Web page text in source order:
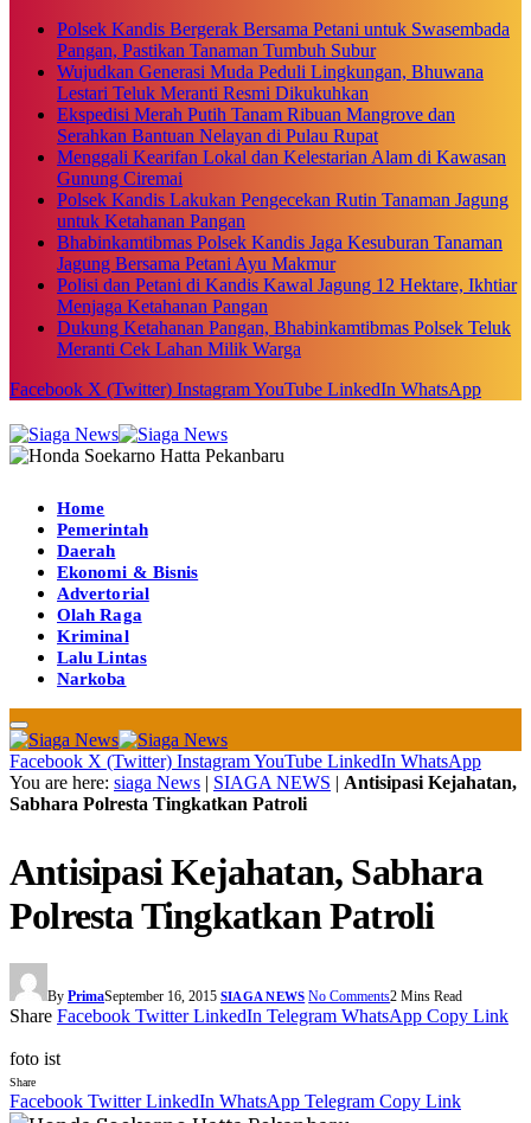
Polsek Kandis Bergerak Bersama Petani untuk Swasembada
Pangan, Pastikan Tanaman Tumbuh Subur
Wujudkan Generasi Muda Peduli Lingkungan, Bhuwana
Lestari Teluk Meranti Resmi Dikukuhkan
Ekspedisi Merah Putih Tanam Ribuan Mangrove dan
Serahkan Bantuan Nelayan di Pulau Rupat
Menggali Kearifan Lokal dan Kelestarian Alam di Kawasan
Gunung Ciremai
Polsek Kandis Lakukan Pengecekan Rutin Tanaman Jagung
untuk Ketahanan Pangan
Bhabinkamtibmas Polsek Kandis Jaga Kesuburan Tanaman
Jagung Bersama Petani Ayu Makmur
Polisi dan Petani di Kandis Kawal Jagung 12 Hektare, Ikhtiar
Menjaga Ketahanan Pangan
Dukung Ketahanan Pangan, Bhabinkamtibmas Polsek Teluk
Meranti Cek Lahan Milik Warga
Facebook X (Twitter) InstagramYouTube LinkedIn WhatsApp
Home
Pemerintah
Daerah
Ekonomi & Bisnis
Advertorial
Olah Raga
Kriminal
Lalu Lintas
Narkoba
Facebook X (Twitter) InstagramYouTube LinkedIn WhatsApp
You are here: siaga News | SIAGA NEWS | Antisipasi Kejahatan,
Sabhara Polresta Tingkatkan Patroli
Antisipasi Kejahatan, Sabhara
Polresta Tingkatkan Patroli
By PrimaSeptember 16, 2015 SIAGA NEWS No Comments2 Mins Read
Share Facebook Twitter LinkedIn Telegram WhatsApp Copy Link
foto ist
Share
Facebook Twitter LinkedIn WhatsApp Telegram Copy Link